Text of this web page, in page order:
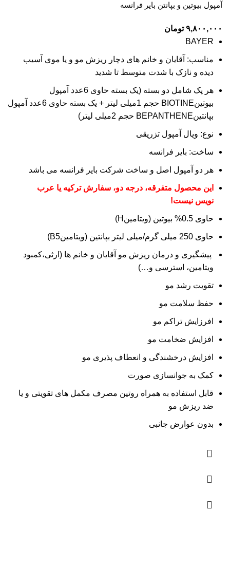
آمپول بیوتین و بپانتن بایر فرانسه
۹,۸۰۰,۰۰۰ تومان
BAYER
مناسب: آقایان و خانم های دچار ریزش مو و یا موی آسیب
دیده و نازک با شدت متوسط تا شدید
هر پک شامل دو بسته (یک بسته حاوی 6عدد آمپول
بیوتینBIOTINE حجم 1میلی لیتر + یک بسته حاوی 6عدد آمپول
بپانتینBEPANTHENE حجم 2میلی لیتر)
نوع: ویال آمپول تزریقی
ساخت: بایر فرانسه
هر دو آمپول اصل و ساخت شرکت بایر فرانسه می باشد
این محصول متفرقه، درجه دو، سفارش ترکیه یا عرب
نویس نیست!
حاوی 0.5% بیوتین (ویتامینH)
حاوی 250 میلی گرم/میلی لیتر بپانتین (ویتامینB5)
پیشگیری و درمان ریزش مو آقایان و خانم ها (ارثی،کمبود
ویتامین، استرسی و…)
تقویت رشد مو
حفظ سلامت مو
افرزایش تراکم مو
افزایش ضخامت مو
افزایش درخشندگی و انعطاف پذیری مو
کمک به جوانسازی صورت
قابل استفاده به همراه روتین مصرف مکمل های تقویتی و یا
ضد ریزش مو
بدون عوارض جانبی